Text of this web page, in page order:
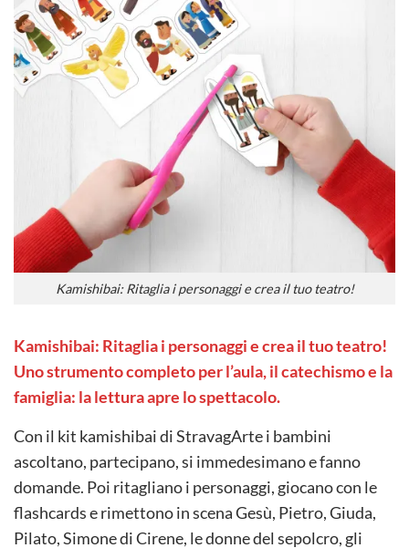
Kamishibai: Ritaglia i personaggi e crea il tuo teatro!
Kamishibai: Ritaglia i personaggi e crea il tuo teatro!
Uno strumento completo per l’aula, il catechismo e la
famiglia: la lettura apre lo spettacolo.
Con il kit kamishibai di StravagArte i bambini
ascoltano, partecipano, si immedesimano e fanno
domande. Poi ritagliano i personaggi, giocano con le
flashcards e rimettono in scena Gesù, Pietro, Giuda,
Pilato, Simone di Cirene, le donne del sepolcro, gli